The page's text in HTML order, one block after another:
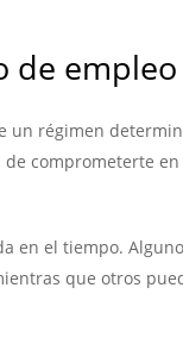
de empleo
un régimen
comprometerte
en el tiempo.
que otros